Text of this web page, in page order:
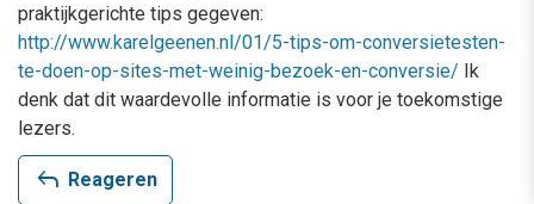
praktijkgerichte tips gegeven:
http://www.karelgeenen.nl/01/5-tips-om-conversietesten-
te-doen-op-sites-met-weinig-bezoek-en-conversie/ Ik
denk dat dit waardevolle informatie is voor je toekomstige
lezers.
reply Reageren